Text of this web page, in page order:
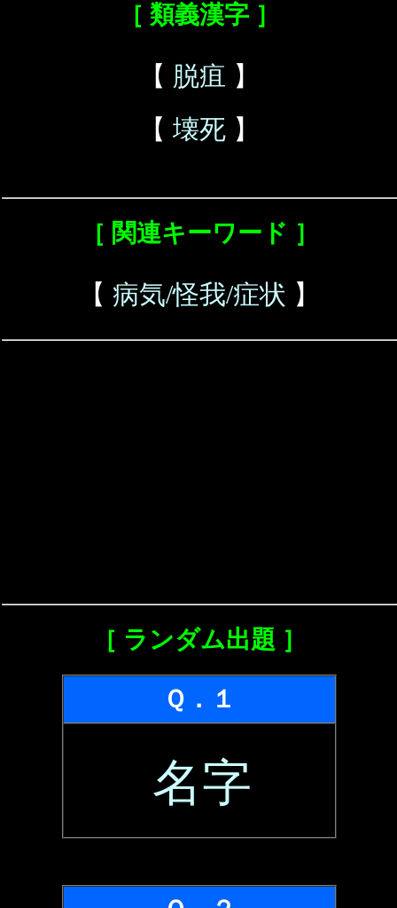
［ 類義漢字 ］
【 脱疽 】
【 壊死 】
［ 関連キーワード ］
【 病気/怪我/症状 】
［ ランダム出題 ］
Ｑ．１
名字